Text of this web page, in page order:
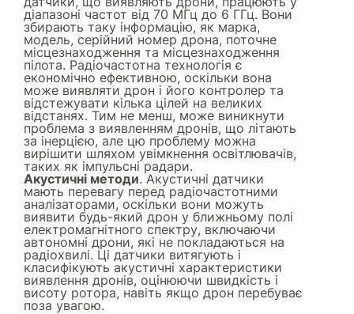
діапазоні частот від 70 МГц до 6 ГГц. Вони
збирають таку інформацію, як марка,
модель, серійний номер дрона, поточне
місцезнаходження та місцезнаходження
пілота. Радіочастотна технологія є
економічно ефективною, оскільки вона
може виявляти дрон і його контролер та
відстежувати кілька цілей на великих
відстанях. Тим не менш, може виникнути
проблема з виявленням дронів, що літають
за інерцією, але цю проблему можна
вирішити шляхом увімкнення освітлювачів,
таких як імпульсні радари.
Акустичні методи. Акустичні датчики
мають перевагу перед радіочастотними
аналізаторами, оскільки вони можуть
виявити будь-який дрон у ближньому полі
електромагнітного спектру, включаючи
автономні дрони, які не покладаються на
радіохвилі. Ці датчики витягують і
класифікують акустичні характеристики
виявлення дронів, оцінюючи швидкість і
висоту ротора, навіть якщо дрон перебуває
поза увагою.